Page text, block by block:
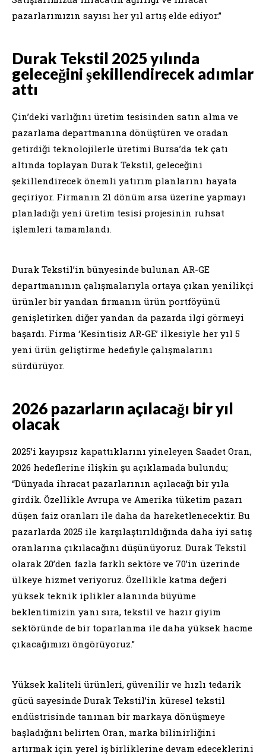
pazarlarımızın sayısı her yıl artış elde ediyor.”
Durak Tekstil 2025 yılında
geleceğini şekillendirecek adımlar
attı
Çin’deki varlığını üretim tesisinden satın alma ve
pazarlama departmanına dönüştüren ve oradan
getirdiği teknolojilerle üretimi Bursa’da tek çatı
altında toplayan Durak Tekstil, geleceğini
şekillendirecek önemli yatırım planlarını hayata
geçiriyor. Firmanın 21 dönüm arsa üzerine yapmayı
planladığı yeni üretim tesisi projesinin ruhsat
işlemleri tamamlandı.
Durak Tekstil’in bünyesinde bulunan AR-GE
departmanının çalışmalarıyla ortaya çıkan yenilikçi
ürünler bir yandan firmanın ürün portföyünü
genişletirken diğer yandan da pazarda ilgi görmeyi
başardı. Firma ‘Kesintisiz AR-GE’ ilkesiyle her yıl 5
yeni ürün geliştirme hedefiyle çalışmalarını
sürdürüyor.
2026 pazarların açılacağı bir yıl
olacak
2025’i kayıpsız kapattıklarını yineleyen Saadet Oran,
2026 hedeflerine ilişkin şu açıklamada bulundu;
“Dünyada ihracat pazarlarının açılacağı bir yıla
girdik. Özellikle Avrupa ve Amerika tüketim pazarı
düşen faiz oranları ile daha da hareketlenecektir. Bu
pazarlarda 2025 ile karşılaştırıldığında daha iyi satış
oranlarına çıkılacağını düşünüyoruz. Durak Tekstil
olarak 20’den fazla farklı sektöre ve 70’in üzerinde
ülkeye hizmet veriyoruz. Özellikle katma değeri
yüksek teknik iplikler alanında büyüme
beklentimizin yanı sıra, tekstil ve hazır giyim
sektöründe de bir toparlanma ile daha yüksek hacme
çıkacağımızı öngörüyoruz.”
Yüksek kaliteli ürünleri, güvenilir ve hızlı tedarik
gücü sayesinde Durak Tekstil’in küresel tekstil
endüstrisinde tanınan bir markaya dönüşmeye
başladığını belirten Oran, marka bilinirliğini
artırmak için yerel iş birliklerine devam edeceklerini